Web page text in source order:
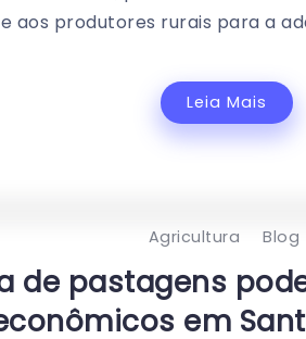
aos produtores rurais para a
Leia Mais
Agricultura Blog
de pastagens
em